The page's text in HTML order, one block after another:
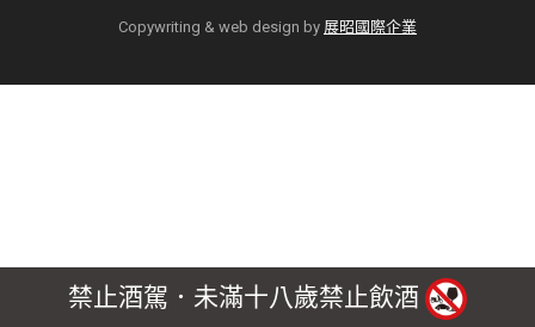
Copywriting & web design by 展昭國際企業
禁止酒駕．未滿十八歲禁止飲酒